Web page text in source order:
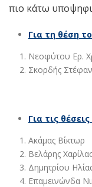
πιο κάτω
Για τη θέση
Νεοφύτου Ερ.
Σκορδής
Για τις
Ακάμας Βίκτωρ
Βελάρης
Δημητρίου
Επαμεινώνδα